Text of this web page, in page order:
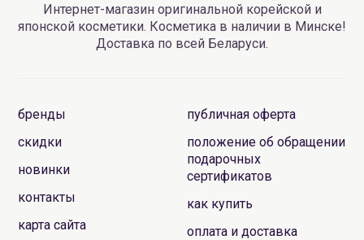
Интернет-магазин оригинальной корейской и
японской косметики. Косметика в наличии в Минске!
Доставка по всей Беларуси.
бренды
скидки
новинки
контакты
карта сайта
публичная оферта
положение об обращении
подарочных
сертификатов
как купить
оплата и доставка